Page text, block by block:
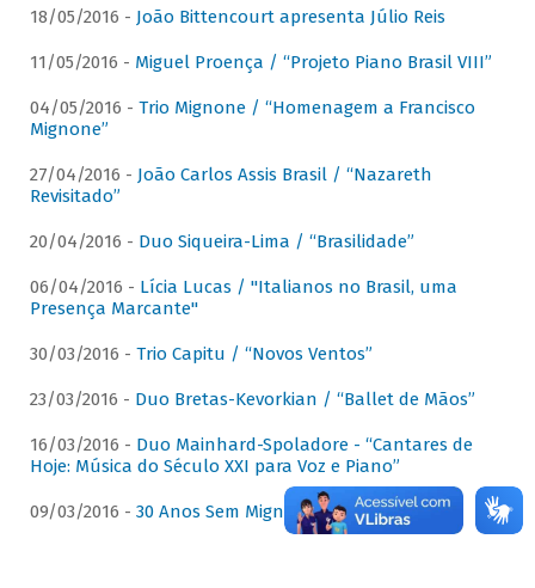
18/05/2016 - João Bittencourt apresenta Júlio Reis
11/05/2016 - Miguel Proença / “Projeto Piano Brasil VIII”
04/05/2016 - Trio Mignone / “Homenagem a Francisco
Mignone”
27/04/2016 - João Carlos Assis Brasil / “Nazareth
Revisitado”
20/04/2016 - Duo Siqueira-Lima / “Brasilidade”
06/04/2016 - Lícia Lucas / "Italianos no Brasil, uma
Presença Marcante"
30/03/2016 - Trio Capitu / “Novos Ventos”
23/03/2016 - Duo Bretas-Kevorkian / “Ballet de Mãos”
16/03/2016 - Duo Mainhard-Spoladore - “Cantares de
Hoje: Música do Século XXI para Voz e Piano”
09/03/2016 - 30 Anos Sem Mignone